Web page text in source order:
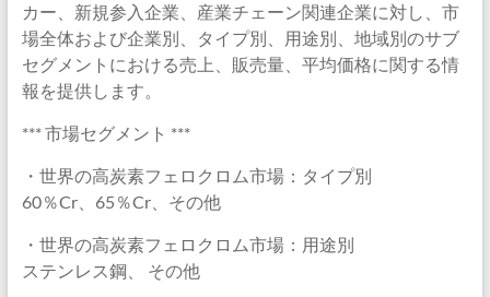
カー、新規参入企業、産業チェーン関連企業に対し、市
場全体および企業別、タイプ別、用途別、地域別のサブ
セグメントにおける売上、販売量、平均価格に関する情
報を提供します。
*** 市場セグメント ***
・世界の高炭素フェロクロム市場：タイプ別
60％Cr、65％Cr、その他
・世界の高炭素フェロクロム市場：用途別
ステンレス鋼、 その他